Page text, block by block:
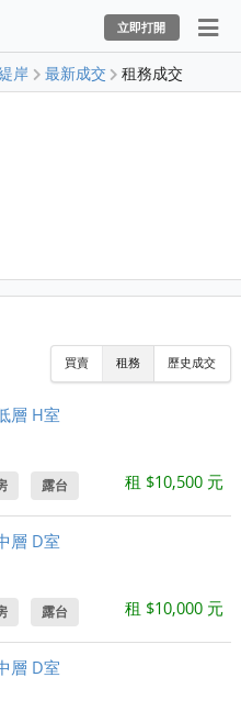
立即打開
岸 最新成交 租務成交
買賣 租務 歷史成交
層 H室
露台 租 $10,500 元
層 D室
露台 租 $10,000 元
層 D室